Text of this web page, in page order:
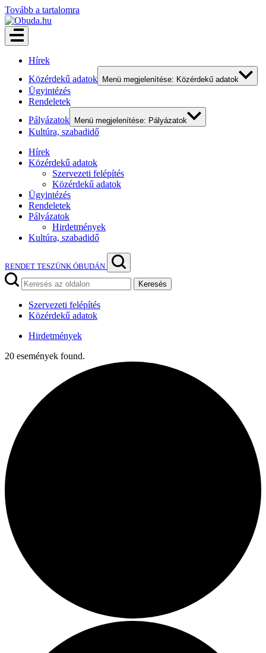
Tovább a tartalomra
Hírek
Közérdekű adatok
Menü megjelenítése: Közérdekű adatok
Ügyintézés
Rendeletek
Pályázatok
Menü megjelenítése: Pályázatok
Kultúra, szabadidő
Hírek
Közérdekű adatok
Szervezeti felépítés
Közérdekű adatok
Ügyintézés
Rendeletek
Pályázatok
Hirdetmények
Kultúra, szabadidő
RENDET TESZÜNK ÓBUDÁN
Keresés
Szervezeti felépítés
Közérdekű adatok
Hirdetmények
20 események found.